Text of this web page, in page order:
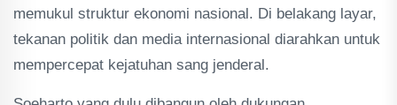
memukul struktur ekonomi nasional. Di belakang layar,
tekanan politik dan media internasional diarahkan untuk
mempercepat kejatuhan sang jenderal.